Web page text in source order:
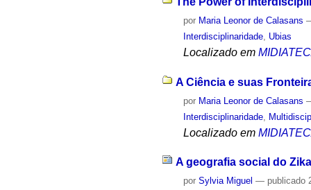
por Maria Leonor de Calasans
Interdisciplinaridade Ubias
Localizado em
A Ciência e suas
por Maria Leonor de Calasans
Interdisciplinaridade
Localizado em
A geografia social do
porSylvia Miguel — publicado